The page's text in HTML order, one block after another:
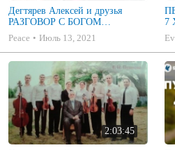
Дегтярев Алексей и друзья
РАЗГОВОР С БОГОМ
Христианские песни МСЦ ЕХБ
2021 (7я)
Peace Июль 13, 2021
7 Христианский альбом МСЦ
2:03:45